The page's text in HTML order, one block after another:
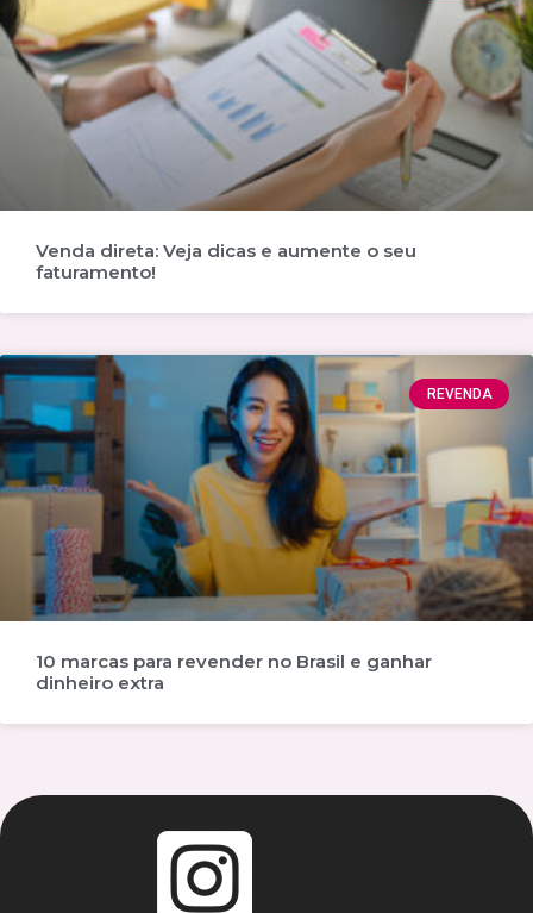
Venda direta: Veja dicas e aumente o seu
faturamento!
REVENDA
10 marcas para revender no Brasil e ganhar
dinheiro extra